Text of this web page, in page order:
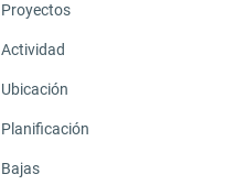
Proyectos
Actividad
Ubicación
Planificación
Bajas